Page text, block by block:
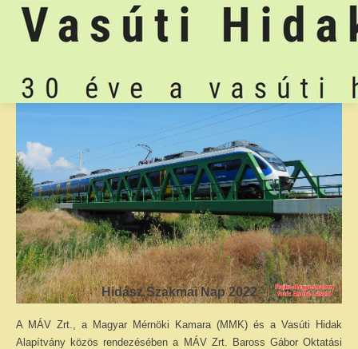
Hidász Szakmai Nap 2022
A MÁV Zrt., a Magyar Mérnöki Kamara (MMK) és a Vasúti Hidak
Alapítvány közös rendezésében a MÁV Zrt. Baross Gábor Oktatási